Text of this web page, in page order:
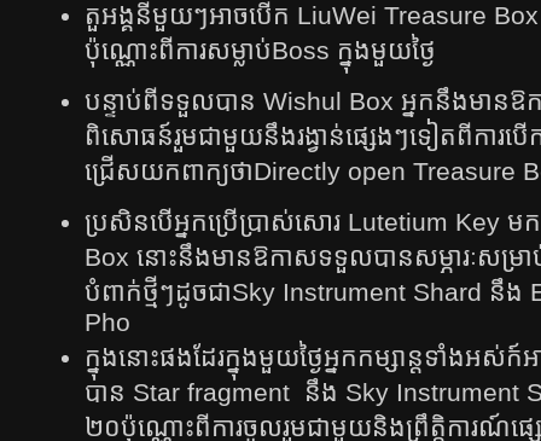
តួអង្គ​នី​មួយ​ៗអាច​បើក​ LiuWei Treasure
ប៉ុណ្ណោះ​ពី​ការ​សម្លាប់​Boss ក្នុង​មួយ​ថ្ងៃ​
បន្ទាប់​ពី​ទទួល​បាន​ Wishul Box អ្នក​នឹង​មាន​
ពិសោធន៍​រួម​ជាមួយ​នឹង​រង្វាន់​ផ្សេង​ៗទៀត​ពី​ការ​
ជ្រើស​យក​ពាក្យ​ថា​Directly open Treasure
ប្រ​សិន​បើអ្នក​ប្រើ​ប្រាស់​សោរ​ Lutetium Key ម
Box នោះ​នឹង​មាន​ឱកាស​ទទួល​បាន​សម្ភារៈ​សម្
បំពាក់​ថ្មី​ៗដូច​ជា​Sky Instrument Shard នឹង
Pho
ក្នុង​នោះ​ផង​ដែរក្នុង​មួយ​ថ្ងៃ​​អ្នក​កម្សាន្ត​ទាំង​អ
បាន​​ Star fragment ​ នឹង Sky Instrument
២០ប៉ុណ្ណោះពី​ការ​ចូល​រួម​ជាមួយ​និង​ព្រឹត្តិការណ៍​ផ្ស